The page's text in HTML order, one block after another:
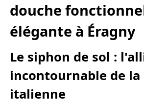
douche
élégante à Éragny
Le siphon de sol :
incontournable de la
italienne